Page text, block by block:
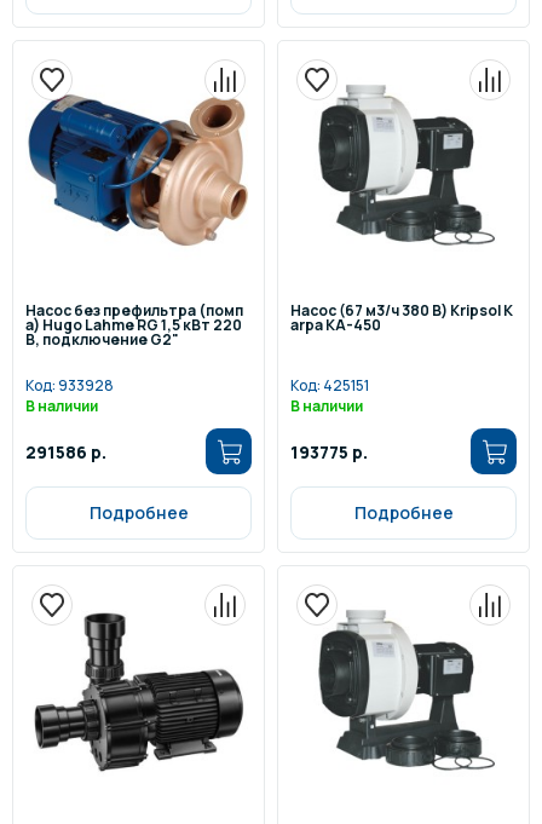
Насос без префильтра (помп
а) Hugo Lahme RG 1,5 кВт 220
В, подключение G2"
Код:933928
В наличии
291586 р.
Подробнее
Насос (67 м3/ч 380 В) Kripsol K
arpa KA-450
Код: 425151
В наличии
193775 р.
Подробнее